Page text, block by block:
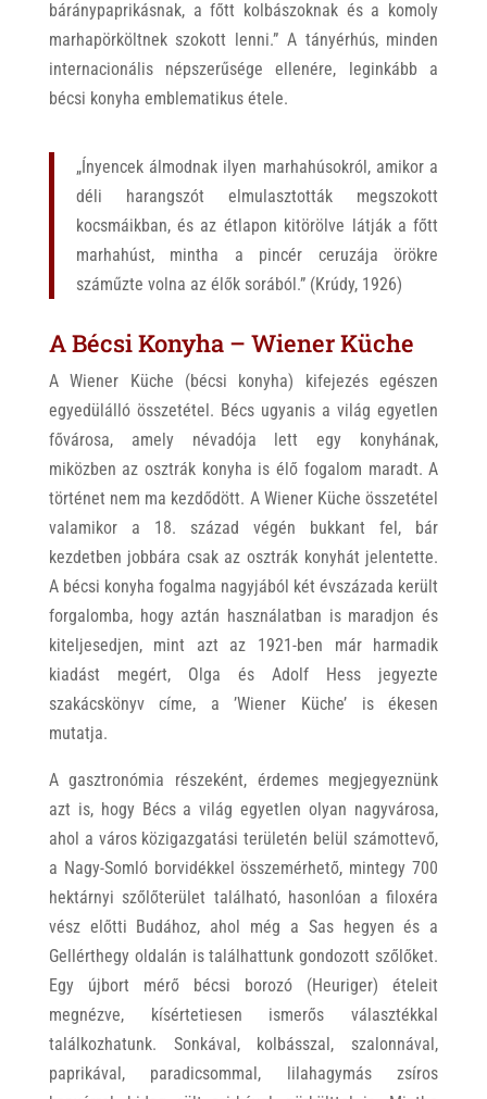
báránypaprikásnak, a főtt kolbászoknak és a komoly
marhapörköltnek szokott lenni.” A tányérhús, minden
internacionális népszerűsége ellenére, leginkább a
bécsi konyha emblematikus étele.
„Ínyencek álmodnak ilyen marhahúsokról, amikor a
déli harangszót elmulasztották megszokott
kocsmáikban, és az étlapon kitörölve látják a főtt
marhahúst, mintha a pincér ceruzája örökre
száműzte volna az élők sorából.” (Krúdy, 1926)
A Bécsi Konyha – Wiener Küche
A Wiener Küche (bécsi konyha) kifejezés egészen
egyedülálló összetétel. Bécs ugyanis a világ egyetlen
fővárosa, amely névadója lett egy konyhának,
miközben az osztrák konyha is élő fogalom maradt. A
történet nem ma kezdődött. A Wiener Küche összetétel
valamikor a 18. század végén bukkant fel, bár
kezdetben jobbára csak az osztrák konyhát jelentette.
A bécsi konyha fogalma nagyjából két évszázada került
forgalomba, hogy aztán használatban is maradjon és
kiteljesedjen, mint azt az 1921-ben már harmadik
kiadást megért, Olga és Adolf Hess jegyezte
szakácskönyv címe, a ’Wiener Küche’ is ékesen
mutatja.
A gasztronómia részeként, érdemes megjegyeznünk
azt is, hogy Bécs a világ egyetlen olyan nagyvárosa,
ahol a város közigazgatási területén belül számottevő,
a Nagy-Somló borvidékkel összemérhető, mintegy 700
hektárnyi szőlőterület található, hasonlóan a filoxéra
vész előtti Budához, ahol még a Sas hegyen és a
Gellérthegy oldalán is találhattunk gondozott szőlőket.
Egy újbort mérő bécsi borozó (Heuriger) ételeit
megnézve, kísértetiesen ismerős választékkal
találkozhatunk. Sonkával, kolbásszal, szalonnával,
paprikával, paradicsommal, lilahagymás zsíros